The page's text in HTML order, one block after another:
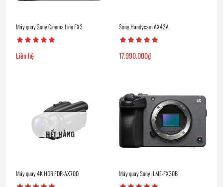
Máy quay Sony Cinema Line FX3
Liên hệ
Sony Handycam AX43A
17.990.000₫
HẾT HÀNG
Máy quay 4K HDR FDR-AX700 Máy quay Sony ILME-FX30B